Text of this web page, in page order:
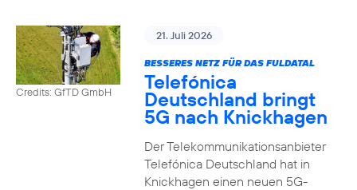
Credits: GfTD GmbH
21. Juli 2026
BESSERES NETZ FÜR DAS FULDATAL
Telefónica
Deutschland bringt
5G nach Knickhagen
Der Telekommunikationsanbieter
Telefónica Deutschland hat in
Knickhagen einen neuen 5G-